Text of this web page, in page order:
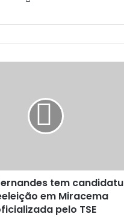
b
s
tem
em Miracema
pelo TSE